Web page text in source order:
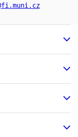
.muni .cz